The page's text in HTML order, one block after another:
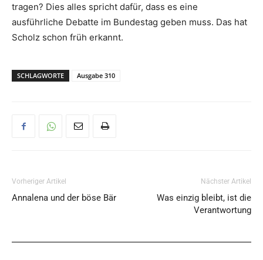
tragen? Dies alles spricht dafür, dass es eine
ausführliche Debatte im Bundestag geben muss. Das hat
Scholz schon früh erkannt.
SCHLAGWORTE Ausgabe 310
Vorheriger Artikel
Annalena und der böse Bär
Nächster Artikel
Was einzig bleibt, ist die
Verantwortung